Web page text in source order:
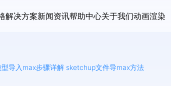
解决方案新闻资讯帮助中心关于我们动画渲染
导入max步骤详解 sketchup文件导max方法